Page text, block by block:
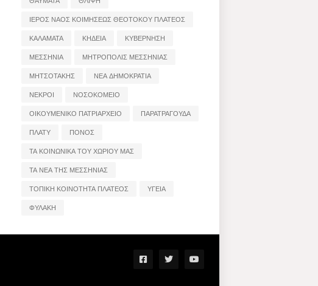
ΙΕΡΟΣ ΝΑΟΣ ΚΟΙΜΗΣΕΩΣ ΘΕΟΤΟΚΟΥ ΠΛΑΤΕΟΣ
ΚΑΛΑΜΑΤΑ
ΚΗΔΕΙΑ
ΚΥΒΕΡΝΗΣΗ
ΜΕΣΣΗΝΙΑ
ΜΗΤΡΟΠΟΛΙΣ ΜΕΣΣΗΝΙΑΣ
ΜΗΤΣΟΤΑΚΗΣ
ΝΕΑ ΔΗΜΟΚΡΑΤΙΑ
ΝΕΚΡΟΙ
ΝΟΣΟΚΟΜΕΙΟ
ΟΙΚΟΥΜΕΝΙΚΟ ΠΑΤΡΙΑΡΧΕΙΟ
ΠΑΡΑΤΡΑΓΟΥΔΑ
ΠΛΑΤΥ
ΠΟΝΟΣ
ΤΑ ΚΟΙΝΩΝΙΚΑ ΤΟΥ ΧΩΡΙΟΥ ΜΑΣ
ΤΑ ΝΕΑ ΤΗΣ ΜΕΣΣΗΝΙΑΣ
ΤΟΠΙΚΗ ΚΟΙΝΟΤΗΤΑ ΠΛΑΤΕΟΣ
ΥΓΕΙΑ
ΦΥΛΑΚΗ